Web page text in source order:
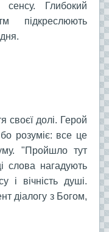
Глибокий
підкреслюють
своєї долі. Герой
розуміє: все це
"Пройшло тут
нагадують
і вічність душі.
діалогу з Богом,